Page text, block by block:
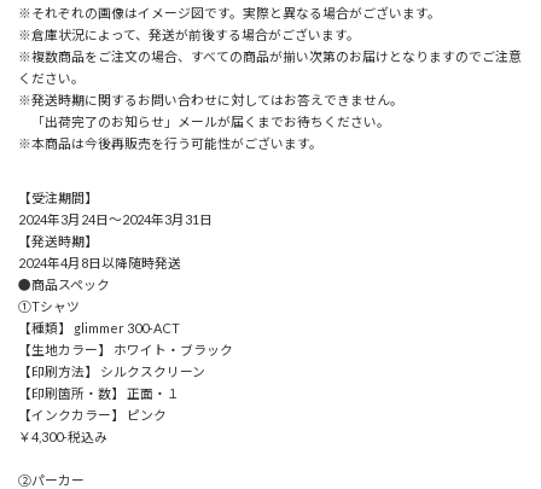
※それぞれの画像はイメージ図です。実際と異なる場合がございます。
※倉庫状況によって、発送が前後する場合がございます。
※複数商品をご注文の場合、すべての商品が揃い次第のお届けとなりますのでご注意
ください。
※発送時期に関するお問い合わせに対してはお答えできません。
「出荷完了のお知らせ」メールが届くまでお待ちください。
※本商品は今後再販売を行う可能性がございます。
【受注期間】
2024年3月24日～2024年3月31日
【発送時期】
2024年4月8日以降随時発送
●商品スペック
①Tシャツ
【種類】 glimmer 300-ACT
【生地カラー】 ホワイト・ブラック
【印刷方法】 シルクスクリーン
【印刷箇所・数】 正面・１
【インクカラー】 ピンク
￥4,300-税込み
②パーカー